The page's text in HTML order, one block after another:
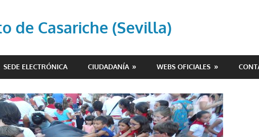
de Casariche (Sevilla)
SEDE ELECTRÓNICA CIUDADANÍA WEBS OFICIALES